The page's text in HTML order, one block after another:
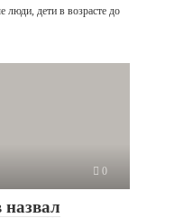
дети в возрасте до
0